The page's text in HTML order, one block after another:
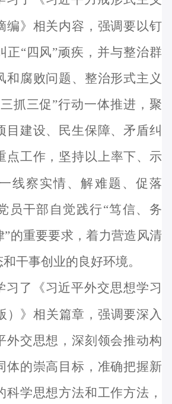
编》相关内容，强调要 以钉
正“四风”顽疾， 并与整治群
和腐败问题、整治形式主义
抓三促”行动一体推进，聚
目建设、民生保障、矛盾纠
点工作，坚持以上率下、示
线察实情、解难题、促落
员干部自觉践行“笃信、务
”的重要要求，着力营造风清
和干事创业的良好环境。
习 了
《习近平外交思想学习
）》相关篇章 ，强调要深入
交思想， 深刻领会推动构
体的崇高目标，准确把握新
科学思想方法和工作方法，